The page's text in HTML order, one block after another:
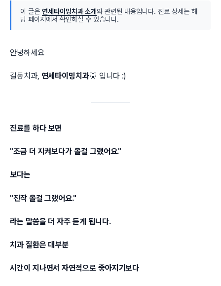
이 글은 연세타이밍치과 소개와 관련된 내용입니다. 진료 상세는 해
당 페이지에서 확인하실 수 있습니다.
안녕하세요
길동치과, 연세타이밍치과🦷 입니다 :)
진료를 하다 보면
"조금 더 지켜보다가 올걸 그랬어요."
보다는
"진작 올걸 그랬어요."
라는 말씀을 더 자주 듣게 됩니다.
치과 질환은 대부분
시간이 지나면서 자연적으로 좋아지기보다